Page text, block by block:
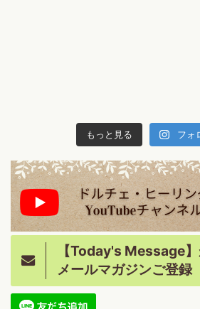
もっと見る フォ
【Today's Message
メールマガジンご登録